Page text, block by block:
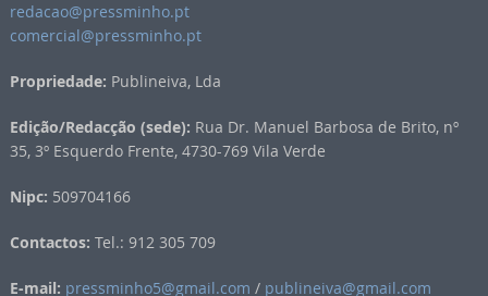
redacao@pressminho.pt
comercial@pressminho.pt
Propriedade: Publineiva, Lda
Edição/Redacção (sede): Rua Dr. Manuel Barbosa de Brito, nº
35, 3º Esquerdo Frente, 4730-769 Vila Verde
Nipc: 509704166
Contactos: Tel.: 912 305 709
E-mail: pressminho5@gmail.com / publineiva@gmail.com